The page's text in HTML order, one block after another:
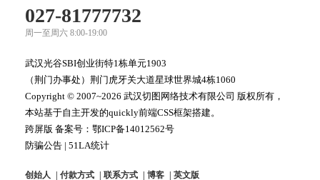
027-81777732
周一至周六 8:00-19:00
武汉光谷SBI创业街特1栋单元1903
（荆门办事处）荆门虎牙关大道星球世界城4栋1060
Copyright © 2007~2026 武汉切图网络技术有限公司 版权所有，
本站基于自主开发的quickly前端CSS框架搭建。
跨屏版 备案号： 鄂ICP备14012562号
防骗公告 | 51LA统计
创始人 付款方式 联系方式 博客 英文版